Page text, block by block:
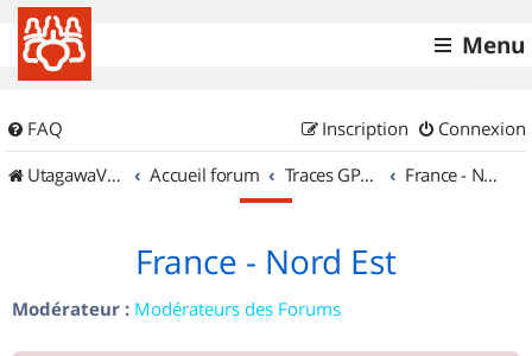
Menu
FAQ Connexion
Inscription
UtagawaVTT (Randos VTT et VTTAE avec traces GPS)
Accueil forum Traces GPS de randos VTT France - Nord Est
France - Nord Est
Modérateur : Modérateurs des Forums